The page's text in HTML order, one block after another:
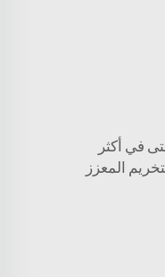
في أكثر
المعزز